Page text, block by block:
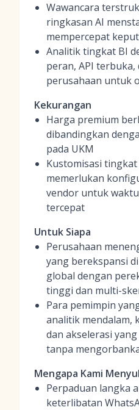
Wawancara
ringkasan AI
mempercepat
Analitik tingkat BI
peran, API terbuka,
perusahaan untuk
Kekurangan
Harga premium
dibandingkan
pada UKM
Kustomisasi
memerlukan
vendor untuk
tercepat
Untuk Siapa
Perusahaan
yang berekspansi
global dengan
tinggi dan multi-
Para pemimpin
analitik mendalam,
dan akselerasi
tanpa
Mengapa Kami
Perpaduan langka
keterlibatan